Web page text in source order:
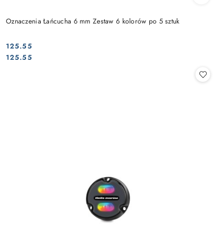
Oznaczenia Łańcucha 6 mm Zestaw 6 kolorów po 5 sztuk
Cena:
125.55
Cena:
125.55